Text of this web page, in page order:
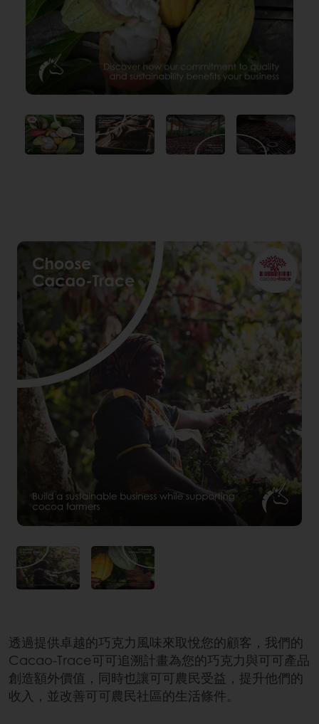
透過提供卓越的巧克力風味來取悅您的顧客，我們的
Cacao-Trace可可追溯計畫為您的巧克力與可可產品
創造額外價值，同時也讓可可農民受益，提升他們的
收入，並改善可可農民社區的生活條件。